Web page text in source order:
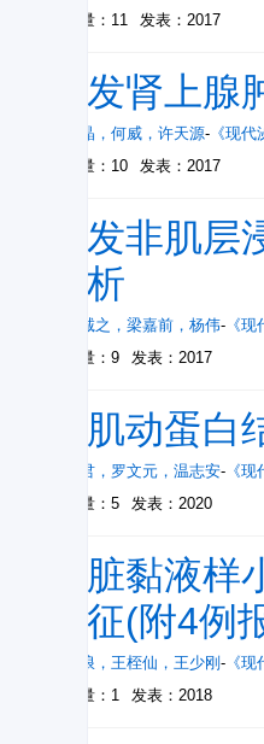
被引量：11
发表：2017
复发肾上
王晓晶 ， 何威 ， 许天源- 《现
被引量：10
发表：2017
复发非肌
分析
永泽诚之 ， 梁嘉前 ， 杨伟- 《
被引量：9
发表：2017
苯肌动蛋
李华君 ， 罗文元 ， 温志安- 《
被引量：5
发表：2020
肾脏黏液
特征(附4例
刘海浪 ， 王桎仙 ， 王少刚 - 《
被引量：1
发表：2018